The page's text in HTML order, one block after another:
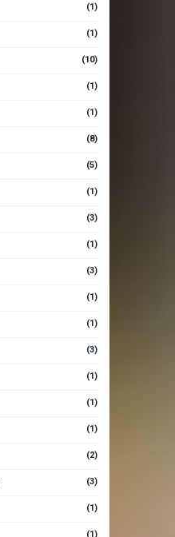
(1)
(1)
(10)
(1)
(1)
(8)
(5)
(1)
(3)
(1)
(3)
(1)
(1)
(3)
(1)
(1)
(1)
(2)
(3)
(1)
(1)